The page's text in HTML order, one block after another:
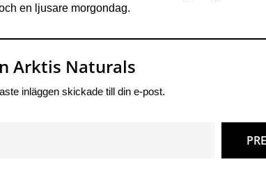
en ljusare morgondag.
Arktis Naturals
inläggen skickade till din e-post.